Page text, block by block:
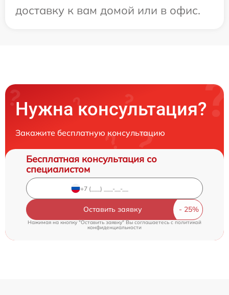
доставку к вам домой или в офис.
Нужна консультация?
Закажите бесплатную консультацию
Бесплатная консультация со
специалистом
Оставить заявку
Нажимая на кнопку "Оставить заявку" Вы соглашаетесь c политикой
конфиденциальности